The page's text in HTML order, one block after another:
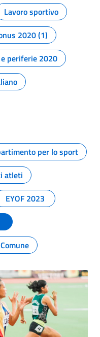
Lavoro sportivo
2020 (1)
periferie 2020
per lo sport
atleti
EYOF 2023